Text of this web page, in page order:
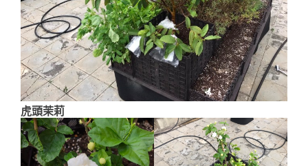
虎頭茉莉